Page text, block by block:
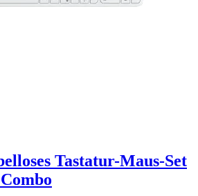
Tastatur-Maus-Set